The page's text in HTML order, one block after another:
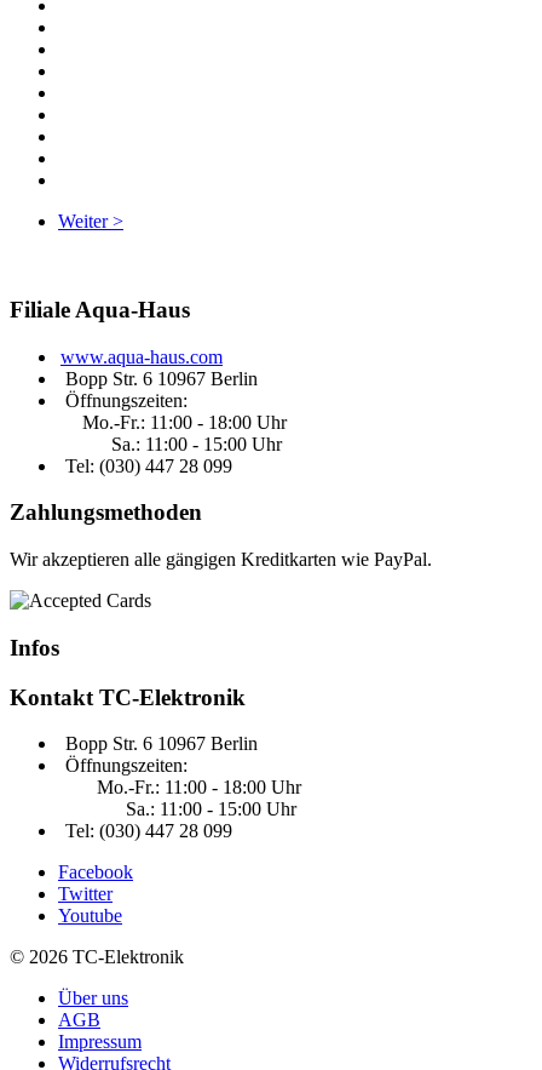
Weiter >
Filiale Aqua-Haus
www.aqua-haus.com
Bopp Str. 6 10967 Berlin
Öffnungszeiten:
Mo.-Fr.: 11:00 - 18:00 Uhr
Sa.: 11:00 - 15:00 Uhr
Tel: (030) 447 28 099
Zahlungsmethoden
Wir akzeptieren alle gängigen Kreditkarten wie PayPal.
Infos
Kontakt TC-Elektronik
Bopp Str. 6 10967 Berlin
Öffnungszeiten:
Mo.-Fr.: 11:00 - 18:00 Uhr
Sa.: 11:00 - 15:00 Uhr
Tel: (030) 447 28 099
Facebook
Twitter
Youtube
© 2026 TC-Elektronik
Über uns
AGB
Impressum
Widerrufsrecht